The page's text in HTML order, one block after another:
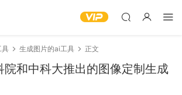
具 生成图片的ai工具 正文
和中科大推出的图像定制生成